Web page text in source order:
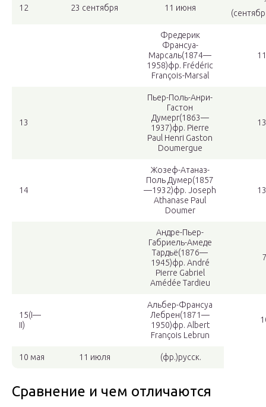
12 23 сентября 11 июня
Фредерик
Франсуа-
Марсаль(1874—
1958)фр. Frédéric
François-Marsal
13
Пьер-Поль-Анри-
Гастон
Думерг(1863—
1937)фр. Pierre
Paul Henri Gaston
Doumergue
14
Жозеф-Атаназ-
Поль Думер(1857
—1932)фр. Joseph
Athanase Paul
Doumer
Андре-Пьер-
Габриель-Амеде
Тардьё(1876—
1945)фр. André
Pierre Gabriel
Amédée Tardieu
15(I—
II)
Альбер-Франсуа
Лебрен(1871—
1950)фр. Albert
François Lebrun
10 мая 11 июля (фр.)русск.
Сравнение и чем отличаются